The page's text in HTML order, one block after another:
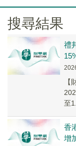
搜尋結果
禮
至
香
增